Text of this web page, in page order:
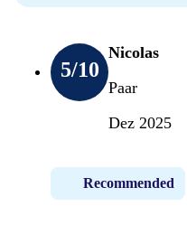
5/10
Nicolas
Paar
Dez 2025
Recommended